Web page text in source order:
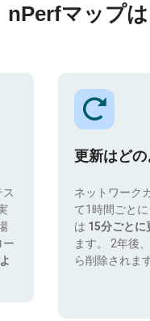
nPerfマップ
ー
更新はど
ネットワーク
て1時間ごと
は 15分ごとに
ます。 2年後
ら削除されます